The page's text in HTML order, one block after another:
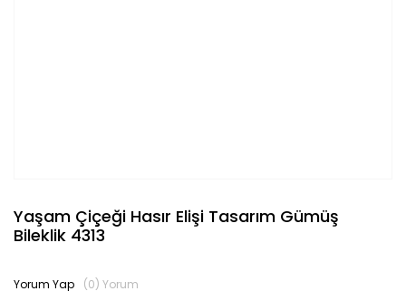
Yaşam Çiçeği Hasır Elişi Tasarım Gümüş
Bileklik 4313
Yorum Yap (0) Yorum